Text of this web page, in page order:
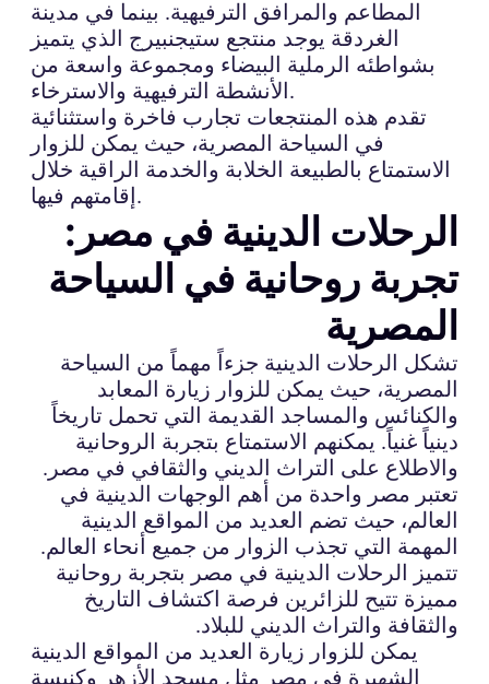
المطاعم والمرافق الترفيهية. بينما في مدينة
الغردقة يوجد منتجع ستيجنبيرج الذي يتميز
بشواطئه الرملية البيضاء ومجموعة واسعة من
الأنشطة الترفيهية والاسترخاء.
تقدم هذه المنتجعات تجارب فاخرة واستثنائية
في السياحة المصرية، حيث يمكن للزوار
الاستمتاع بالطبيعة الخلابة والخدمة الراقية خلال
إقامتهم فيها.
الرحلات الدينية في مصر:
تجربة روحانية في السياحة
المصرية
تشكل الرحلات الدينية جزءاً مهماً من السياحة
المصرية، حيث يمكن للزوار زيارة المعابد
والكنائس والمساجد القديمة التي تحمل تاريخاً
دينياً غنياً. يمكنهم الاستمتاع بتجربة الروحانية
والاطلاع على التراث الديني والثقافي في مصر.
تعتبر مصر واحدة من أهم الوجهات الدينية في
العالم، حيث تضم العديد من المواقع الدينية
المهمة التي تجذب الزوار من جميع أنحاء العالم.
تتميز الرحلات الدينية في مصر بتجربة روحانية
مميزة تتيح للزائرين فرصة اكتشاف التاريخ
والثقافة والتراث الديني للبلاد.
يمكن للزوار زيارة العديد من المواقع الدينية
الشهيرة في مصر مثل مسجد الأزهر وكنيسة